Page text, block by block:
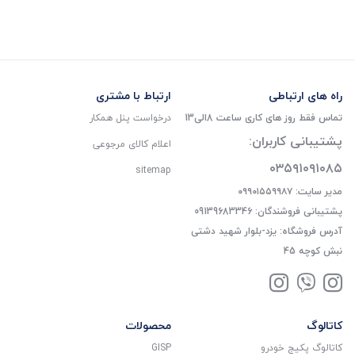
راه های ارتباطی
تماس فقط روز های کاری ساعت 8الی13
پشتیبانی کاربران:
۰۳۵۹۱۰۹۱۰۸۵
مدیر سایت: ۰۹۹۰۱۵۵۹۹۸۷
پشتیبانی فروشندگان: 09139683346
آدرس فروشگاه: یزد-بلوار شهید دشتی
نبش کوچه 45
ارتباط با مشتری
درخواست پنل همکار
اعلام کالای مرجوعی
sitemap
کاتالوگ
کاتالوگ پکیج خودرو
محصولات
GISP